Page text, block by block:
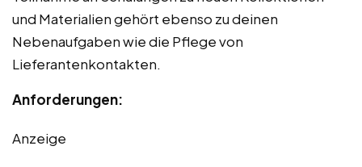
und Materialien gehört ebenso zu deinen
Nebenaufgaben wie die Pflege von
Lieferantenkontakten.
Anforderungen:
Anzeige